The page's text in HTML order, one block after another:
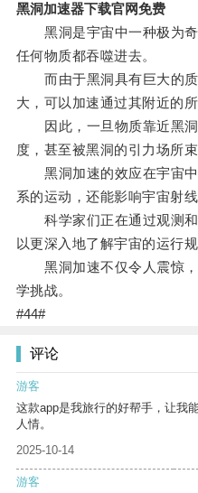
黑洞加速器下载官网免费
黑洞是宇宙中一种极为奇
任何物质都吞噬进去。
而由于黑洞具有巨大的质
大，可以加速通过其附近的所
因此，一旦物质靠近黑洞
度，甚至被黑洞的引力场所
黑洞加速的效应在宇宙中
系的运动，还能影响宇宙射
科学家们正在通过观测和
以更深入地了解宇宙的运行规
黑洞加速不仅令人震惊，
学挑战。
#44#
评论
游客
这款app是我旅行的好帮手，让我
人情。
2025-10-14
游客